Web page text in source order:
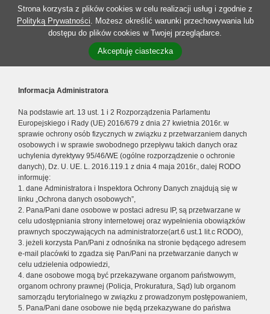
Strona korzysta z plików cookies w celu realizacji usług i zgodnie z
Polityką Prywatności. Możesz określić warunki przechowywania lub
dostępu do plików cookies w Twojej przeglądarce.
Akceptuję ciasteczka
Informacja Administratora
Na podstawie art. 13 ust. 1 i 2 Rozporządzenia Parlamentu
Europejskiego i Rady (UE) 2016/679 z dnia 27 kwietnia 2016r. w
sprawie ochrony osób fizycznych w związku z przetwarzaniem danych
osobowych i w sprawie swobodnego przepływu takich danych oraz
uchylenia dyrektywy 95/46/WE (ogólne rozporządzenie o ochronie
danych), Dz. U. UE. L. 2016.119.1 z dnia 4 maja 2016r., dalej RODO
informuję:
1. dane Administratora i Inspektora Ochrony Danych znajdują się w
linku „Ochrona danych osobowych”,
2. Pana/Pani dane osobowe w postaci adresu IP, są przetwarzane w
celu udostępniania strony internetowej oraz wypełnienia obowiązków
prawnych spoczywających na administratorze(art.6 ust.1 lit.c RODO),
3. jeżeli korzysta Pan/Pani z odnośnika na stronie będącego adresem
e-mail placówki to zgadza się Pan/Pani na przetwarzanie danych w
celu udzielenia odpowiedzi,
4. dane osobowe mogą być przekazywane organom państwowym,
organom ochrony prawnej (Policja, Prokuratura, Sąd) lub organom
samorządu terytorialnego w związku z prowadzonym postępowaniem,
5. Pana/Pani dane osobowe nie będą przekazywane do państwa